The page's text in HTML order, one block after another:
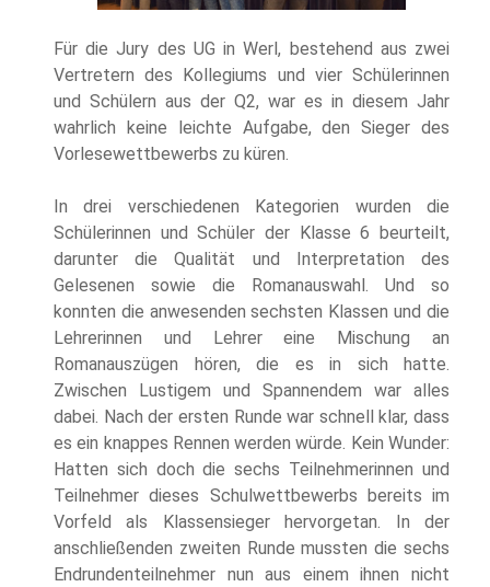
Für die Jury des UG in Werl, bestehend aus zwei
Vertretern des Kollegiums und vier Schülerinnen
und Schülern aus der Q2, war es in diesem Jahr
wahrlich keine leichte Aufgabe, den Sieger des
Vorlesewettbewerbs zu küren.
In drei verschiedenen Kategorien wurden die
Schülerinnen und Schüler der Klasse 6 beurteilt,
darunter die Qualität und Interpretation des
Gelesenen sowie die Romanauswahl. Und so
konnten die anwesenden sechsten Klassen und die
Lehrerinnen und Lehrer eine Mischung an
Romanauszügen hören, die es in sich hatte.
Zwischen Lustigem und Spannendem war alles
dabei. Nach der ersten Runde war schnell klar, dass
es ein knappes Rennen werden würde. Kein Wunder:
Hatten sich doch die sechs Teilnehmerinnen und
Teilnehmer dieses Schulwettbewerbs bereits im
Vorfeld als Klassensieger hervorgetan. In der
anschließenden zweiten Runde mussten die sechs
Endrundenteilnehmer nun aus einem ihnen nicht